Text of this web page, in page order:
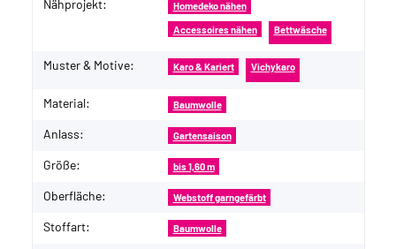
Produkteigenschaft
Wert
Nähprojekt: Homedeko nähen
Accessoires nähen Bettwäsche
Muster & Motive: Karo & Kariert Vichykaro
Material: Baumwolle
Anlass: Gartensaison
Größe: bis 1,60 m
Oberfläche: Webstoff garngefärbt
Stoffart: Baumwolle